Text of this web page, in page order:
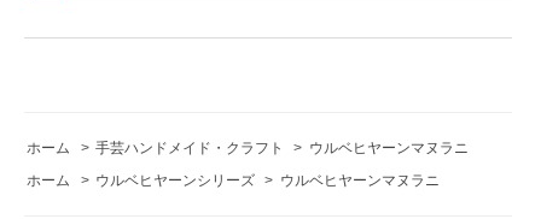
ホーム > 手芸ハンドメイド・クラフト > ウルベヒヤーンマヌラニ
ホーム
> ウルベヒヤーンシリーズ > ウルベヒヤーンマヌラニ